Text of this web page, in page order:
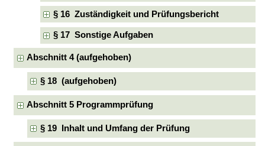
§ 16 Zuständigkeit und Prüfungsbericht
§ 17 Sonstige Aufgaben
Abschnitt 4 (aufgehoben)
§ 18 (aufgehoben)
Abschnitt 5 Programmprüfung
§ 19 Inhalt und Umfang der Prüfung